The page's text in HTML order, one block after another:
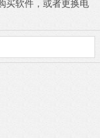
买软件，或者更换电